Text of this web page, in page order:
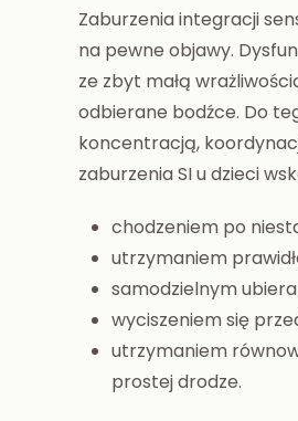
Zaburzenia integracji
na pewne objawy.
ze zbyt małą
odbierane bodźce. Do
koncentracją,
zaburzenia SI u dzieci
chodzeniem po
utrzymaniem
samodzielnym
wyciszeniem się
utrzymaniem
prostej drodze.